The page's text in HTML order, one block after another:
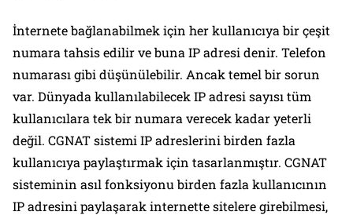
İnternete bağlanabilmek için her kullanıcıya bir çeşit
numara tahsis edilir ve buna IP adresi denir. Telefon
numarası gibi düşünülebilir. Ancak temel bir sorun
var. Dünyada kullanılabilecek IP adresi sayısı tüm
kullanıcılara tek bir numara verecek kadar yeterli
değil. CGNAT sistemi IP adreslerini birden fazla
kullanıcıya paylaştırmak için tasarlanmıştır. CGNAT
sisteminin asıl fonksiyonu birden fazla kullanıcının
IP adresini paylaşarak internette sitelere girebilmesi,